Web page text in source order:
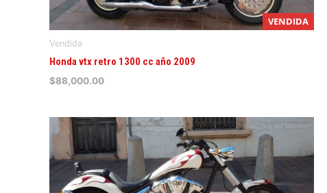
VENDIDA
Vendida
Honda vtx retro 1300 cc año 2009
$88,000.00